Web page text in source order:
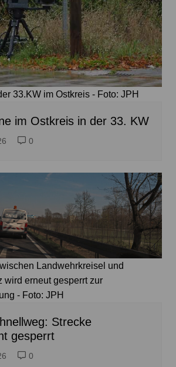
33.KW im Ostkreis - Foto: JPH
im Ostkreis in der 33. KW
0
Landwehrkreisel und
wird erneut gesperrt zur
- Foto: JPH
Strecke
gesperrt
0